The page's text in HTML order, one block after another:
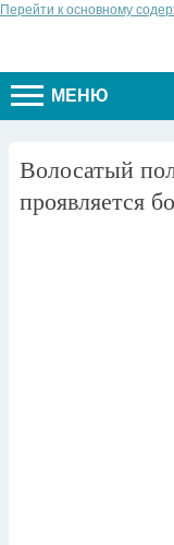
Перейти к основному
МЕНЮ
Волосатый
проявляется